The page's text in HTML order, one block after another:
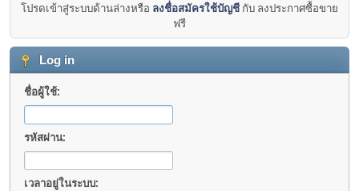
โปรดเข้าสู่ระบบด้านล่างหรือ ลงชื่อสมัครใช้บัญชี กับ ลงประกาศซื้อขาย
ฟรี
Log in
ชื่อผู้ใช้:
รหัสผ่าน:
เวลาอยู่ในระบบ: